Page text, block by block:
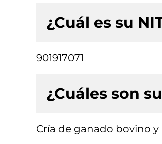
¿Cuál es su
901917071
¿Cuáles son
Cría de ganado bovino